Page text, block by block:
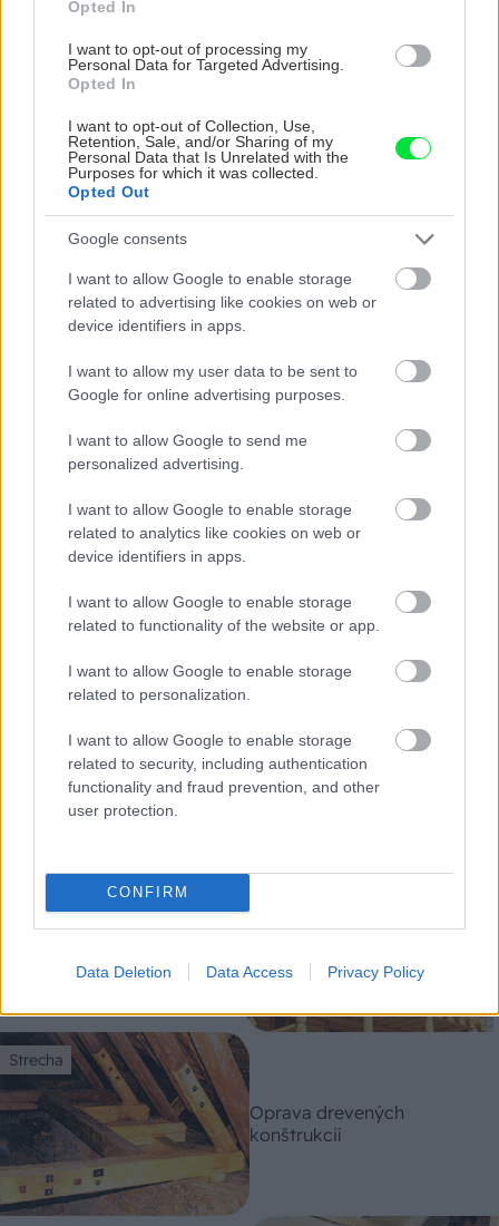
Opted In
I want to opt-out of processing my
Personal Data for Targeted Advertising.
Opted In
I want to opt-out of Collection, Use,
Retention, Sale, and/or Sharing of my
Personal Data that Is Unrelated with the
Purposes for which it was collected.
Opted Out
Google consents
I want to allow Google to enable storage
related to advertising like cookies on web or
device identifiers in apps.
I want to allow my user data to be sent to
Google for online advertising purposes.
I want to allow Google to send me
personalized advertising.
I want to allow Google to enable storage
related to analytics like cookies on web or
device identifiers in apps.
I want to allow Google to enable storage
related to functionality of the website or app.
I want to allow Google to enable storage
related to personalization.
I want to allow Google to enable storage
related to security, including authentication
functionality and fraud prevention, and other
user protection.
CONFIRM
Data Deletion Data Access Privacy Policy
5 trvaliek s panašovanými listami, ktoré dodajú
vášmu záhonu celosezónny šmrnc
Chystáte sa zatepľovať alebo meniť kotol?
Návod, ako v nových dotačných výzvach
neprísť o tisíce eur
Rekonštrukcie krovov (1.
časť)
Strecha
Oprava drevených
konštrukcií